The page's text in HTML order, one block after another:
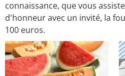
connaissance, que vous
d'honneur avec un invité, la
100 euros.